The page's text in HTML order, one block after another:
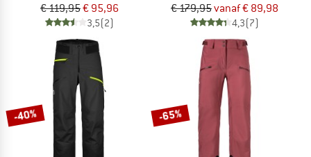
€ 119,95€ 95,96
3,5(2)
€ 179,95vanaf € 89,98
4,3(7)
-40% -65%